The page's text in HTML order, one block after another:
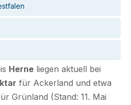
Herne liegen aktuell bei
für Ackerland und etwa
Grünland (Stand: 11. Mai